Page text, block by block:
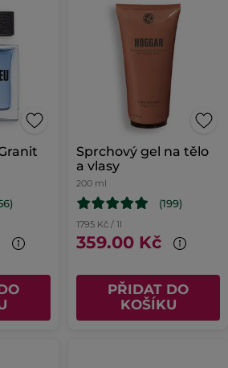
Sprchový gel na tělo
a vlasy
200 ml
(199)
1795 Kč / 1l
359.00 Kč
PŘIDAT DO
KOŠÍKU